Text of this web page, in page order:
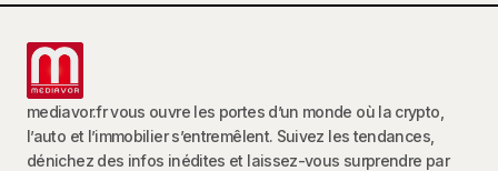
mediavor.fr vous ouvre les portes d’un monde où la crypto,
l’auto et l’immobilier s’entremêlent. Suivez les tendances,
dénichez des infos inédites et laissez-vous surprendre par